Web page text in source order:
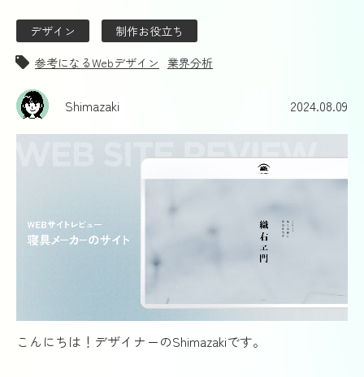
デザイン
制作お役立ち
参考になるWebデザイン
業界分析
Shimazaki 2024.08.09
こんにちは！デザイナーのShimazakiです。